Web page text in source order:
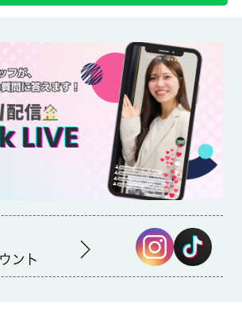
の50％、1年更新時20,000円）
ント